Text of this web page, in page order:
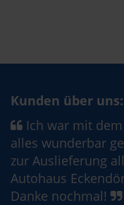
Kunden über uns:
Ich war mit
alles wunderbar
zur Auslieferung
Autohaus
Danke nochmal!